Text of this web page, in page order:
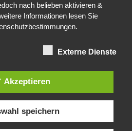
nach belieben aktivieren &
Informationen lesen Sie
Externe Dienste
Akzeptieren
speichern